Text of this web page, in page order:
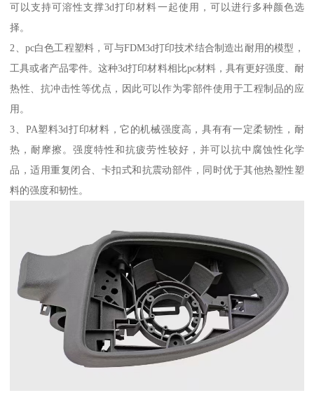
可以支持可溶性支撑3d打印材料一起使用，可以进行多种颜色选
择。
2、pc白色工程塑料，可与FDM3d打印技术结合制造出耐用的模型，
工具或者产品零件。这种3d打印材料相比pc材料，具有更好强度、耐
热性、抗冲击性等优点，因此可以作为零部件使用于工程制品的应
用。
3、PA塑料3d打印材料，它的机械强度高，具有有一定柔韧性，耐
热，耐摩擦。强度特性和抗疲劳性较好，并可以抗中腐蚀性化学
品，适用重复闭合、卡扣式和抗震动部件，同时优于其他热塑性塑
料的强度和韧性。